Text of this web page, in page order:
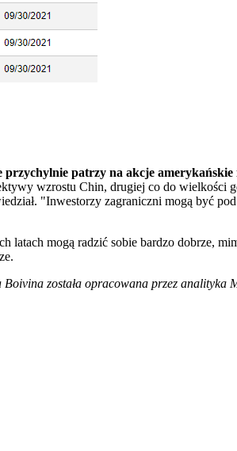
przychylnie patrzy na akcje
wzrostu Chin, drugiej co do wielkości
"Inwestorzy zagraniczni mogą być
mogą radzić sobie bardzo dobrze,
została opracowana przez analityka